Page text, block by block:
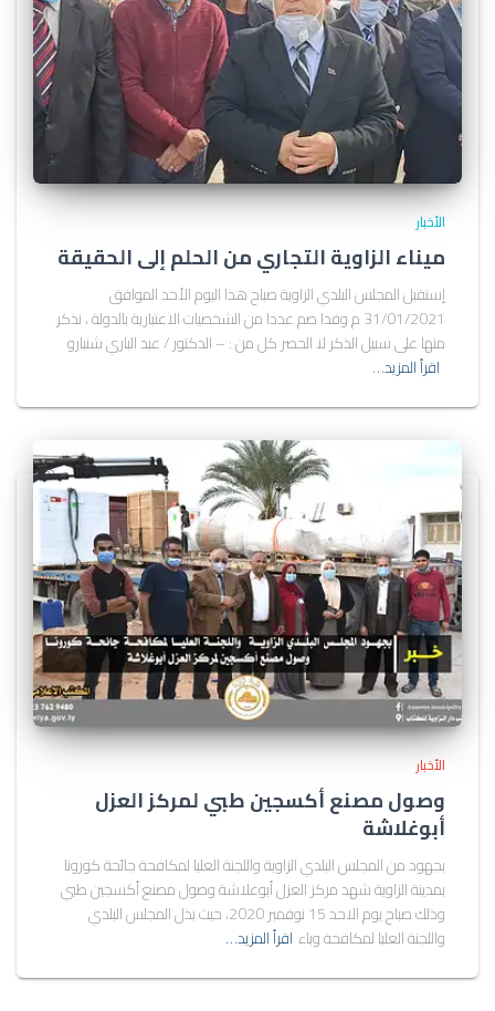
الأخبار
ميناء الزاوية التجاري من الحلم إلى الحقيقة
إستقبل المجلس البلدي الزاوية صباح هذا اليوم الأحد الموافق
31/01/2021 م وفدا ضم عددا من الشخصيات الاعتبارية بالدولة ، نذكر
منها على سبيل الذكر لا الحصر كل من : – الدكتور / عبد الباري شنبارو
اقرأ المزيد…
الأخبار
وصول مصنع أكسجين طبي لمركز العزل
أبوغلاشة
بجهود من المجلس البلدي الزاوية واللجنة العليا لمكافحة جائحة كورونا
بمدينة الزاوية شهد مركز العزل أبوغلاشة وصول مصنع أكسجين طبي
وذلك صباح يوم الاحد 15 نوفمبر 2020، حيث بذل المجلس البلدي
واللجنة العليا لمكافحة وباء اقرأ المزيد…